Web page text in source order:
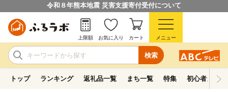
令和８年熊本地震 災害支援寄付受付について
検索
上限額 お気に入り カート メニュー
トップ ランキング 返礼品一覧 まち一覧 特集 初心者ガイド